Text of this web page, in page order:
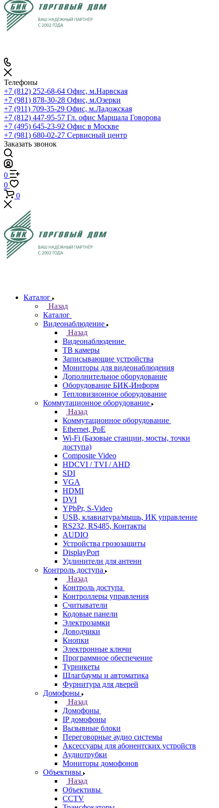
Телефоны
+7 (812) 252-68-64 Офис, м.Нарвская
+7 (981) 878-30-28 Офис, м.Озерки
+7 (911) 709-35-29 Офис, м.Ладожская
+7 (812) 447-95-57 Гл. офис Маршала Говорова
+7 (495) 645-23-92 Офис в Москве
+7 (981) 680-02-27 Сервисный центр
Заказать звонок
0
0
0
Каталог
Назад
Каталог
Видеонаблюдение
Назад
Видеонаблюдение
ТВ камеры
Записывающие устройства
Мониторы для видеонаблюдения
Дополнительное оборудование
Оборудование БИК-Информ
Тепловизионное оборудование
Коммутационное оборудование
Назад
Коммутационное оборудование
Ethernet, PoE
Wi-Fi (Базовые станции, мосты, точки
доступа)
Composite Video
HDCVI / TVI / AHD
SDI
VGA
HDMI
DVI
YPbPr, S-Video
USB, клавиатура/мышь, ИК управление
RS232, RS485, Контакты
AUDIO
Устройства грозозащиты
DisplayPort
Удлинители для антенн
Контроль доступа
Назад
Контроль доступа
Контроллеры управления
Считыватели
Кодовые панели
Электрозамки
Доводчики
Кнопки
Электронные ключи
Программное обеспечение
Турникеты
Шлагбаумы и автоматика
Фурнитура для дверей
Домофоны
Назад
Домофоны
IP домофоны
Вызывные блоки
Переговорные аудио системы
Аксессуары для абонентских устройств
Аудиотрубки
Мониторы домофонов
Объективы
Назад
Объективы
CCTV